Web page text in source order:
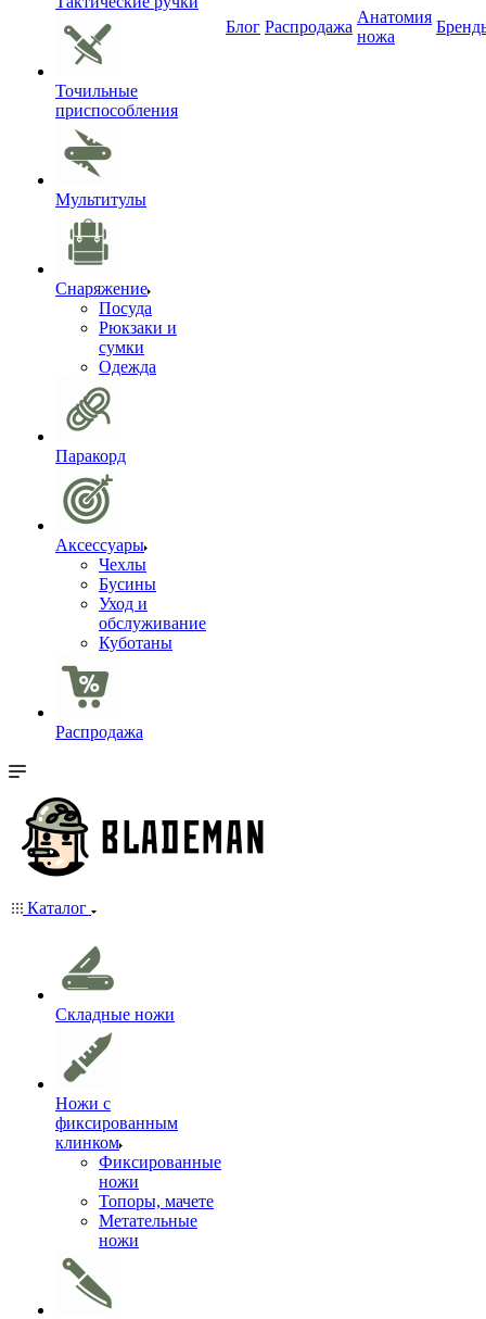
Точильные
приспособления
Мультитулы
Снаряжение
Посуда
Рюкзаки и
сумки
Одежда
Паракорд
Аксессуары
Чехлы
Бусины
Уход и
обслуживание
Куботаны
Распродажа
Блог Распродажа
Анатомия
ножа
Каталог
Складные ножи
Ножи с
фиксированным
клинком
Фиксированные
ножи
Топоры, мачете
Метательные
ножи